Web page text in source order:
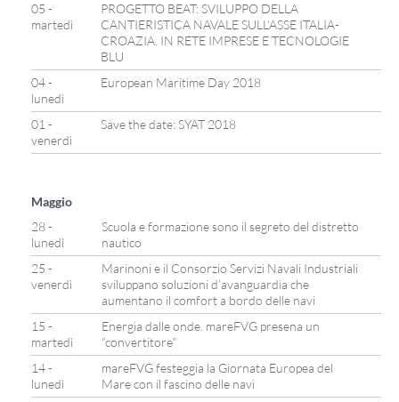
05 -
martedì
PROGETTO BEAT: SVILUPPO DELLA
CANTIERISTICA NAVALE SULL’ASSE ITALIA-
CROAZIA. IN RETE IMPRESE E TECNOLOGIE
BLU
04 -
lunedì
European Maritime Day 2018
01 -
venerdì
Save the date: SYAT 2018
Maggio
28 -
lunedì
Scuola e formazione sono il segreto del distretto
nautico
25 -
venerdì
Marinoni e il Consorzio Servizi Navali Industriali
sviluppano soluzioni d’avanguardia che
aumentano il comfort a bordo delle navi
15 -
martedì
Energia dalle onde. mareFVG presena un
“convertitore”
14 -
lunedì
mareFVG festeggia la Giornata Europea del
Mare con il fascino delle navi